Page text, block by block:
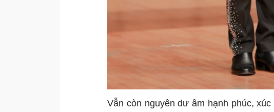
Vẫn còn nguyên dư âm hạnh phúc,